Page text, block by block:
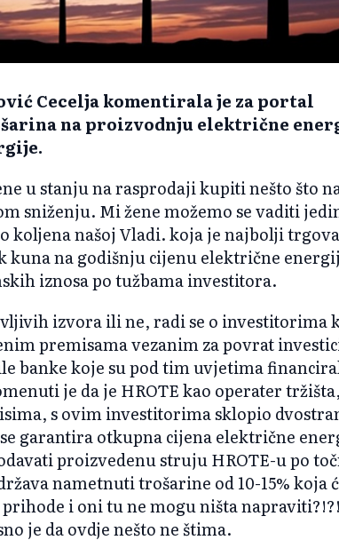
Cecelja komentirala je za portal
na proizvodnju električne
u stanju na rasprodaji kupiti nešto što
sniženju. Mi žene možemo se vaditi
koljena našoj Vladi. koja je najbolji
kuna na godišnju cijenu električne
iznosa po tužbama investitora.
izvora ili ne, radi se o investitorima
premisama vezanim za povrat
banke koje su pod tim uvjetima
je da je HROTE kao operater tržišta,
s ovim investitorima sklopio
garantira otkupna cijena električne
proizvedenu struju HROTE-u po
nametnuti trošarine od 10-15% koja
i oni tu ne mogu ništa
je da ovdje nešto ne štima.